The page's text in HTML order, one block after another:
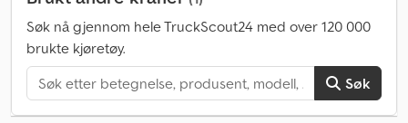
Søk nå gjennom hele TruckScout24 med over 120 000
brukte kjøretøy.
Søk